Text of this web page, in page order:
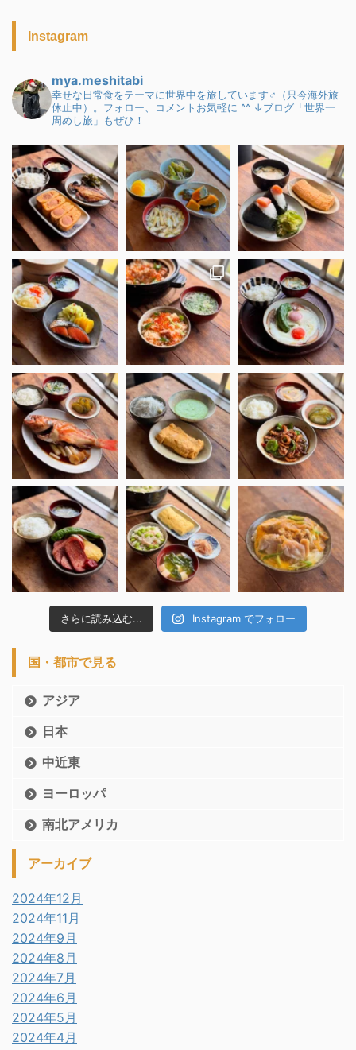
Instagram
mya.meshitabi
幸せな日常食をテーマに世界中を旅しています♂（只今海外旅
休止中）。フォロー、コメントお気軽に ^^ ↓ブログ「世界一
周めし旅」もぜひ！
さらに読み込む... Instagram でフォロー
国・都市で見る
アジア
日本
中近東
ヨーロッパ
南北アメリカ
アーカイブ
2024年12月
2024年11月
2024年9月
2024年8月
2024年7月
2024年6月
2024年5月
2024年4月